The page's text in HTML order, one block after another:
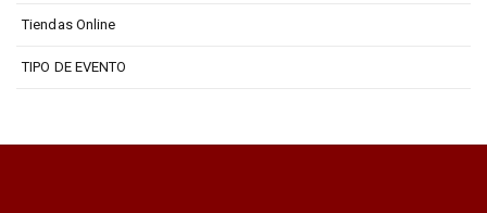
Tiendas Online
TIPO DE EVENTO